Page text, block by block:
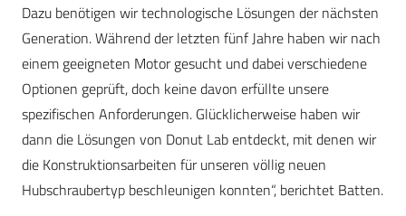
Dazu benötigen wir technologische Lösungen der nächsten
Generation. Während der letzten fünf Jahre haben wir nach
einem geeigneten Motor gesucht und dabei verschiedene
Optionen geprüft, doch keine davon erfüllte unsere
spezifischen Anforderungen. Glücklicherweise haben wir
dann die Lösungen von Donut Lab entdeckt, mit denen wir
die Konstruktionsarbeiten für unseren völlig neuen
Hubschraubertyp beschleunigen konnten“, berichtet Batten.